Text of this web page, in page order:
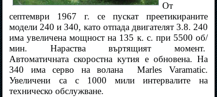
От
септември 1967 г. се пускат преетикираните
модели 240 и 340, като отпада двигателят 3.8. 240
има увеличена мощност на 135 к. с. при 5500 об/
мин. Нараства въртящият момент.
Автоматичната скоростна кутия е обновена. На
340 има серво на волана
Marles Varamatic.
Увеличени са с 1000 мили интервалите на
техническо обслужване.